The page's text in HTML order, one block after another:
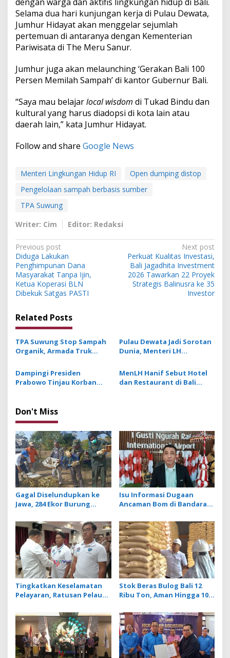
Selama dua hari kunjungan kerja di Pulau Dewata,
Jumhur Hidayat akan menggelar sejumlah
pertemuan di antaranya dengan Kementerian
Pariwisata di The Meru Sanur.
Jumhur juga akan melaunching ‘Gerakan Bali 100
Persen Memilah Sampah’ di kantor Gubernur Bali.
“Saya mau belajarlocal wisdom di Tukad Bindu dan
kultural yang harus diadopsi di kota lain atau
daerah lain,” kata Jumhur Hidayat.
Follow and share Google News
Menteri Lingkungan Hidup RI
Open dumping distop
Pengelolaan sampah berbasis sumber
TPA Suwung
Writer: Cim
Editor: Redaksi
P
o
s
t
a
v
i
a
i
o
n
Previous post
Diduga Lakukan
Penghimpunan Dana
Masyarakat Tanpa Ijin,
Ketua Koperasi BLN
Dibekuk Satgas PASTI
Next post
Perkuat Kualitas Investasi,
Bali Jagadhita Investment
2026 Tawarkan 22 Proyek
Strategis Balinusra ke 35
Investor
Related Posts
TPA Suwung Stop Sampah
Organik, Armada Truk
Berkurang hingga 50
Persen
Pulau Dewata Jadi Sorotan
Dunia, Menteri LH
Sampah di Bali pada 2026
Sebesar 63,41 Persen
Dampingi Presiden
Prabowo Tinjau Korban
Hujan Kategori Extrem
MenLH Hanif Sebut Hotel
dan Restaurant di Bali
Don't Miss
Gagal Diselundupkan ke
Jawa, 284 Ekor Burung
Dilepasliarkan Cegah
Ancaman Penyakit
Isu Informasi Dugaan
Ancaman Bom di Bandara
Benar, Operasional
Penerbangan Lancar
Tingkatkan Keselamatan
Pelayaran, Ratusan Pelaut
dan JMPR
Stok Beras Bulog Bali 12
Ribu Ton, Aman Hingga 10